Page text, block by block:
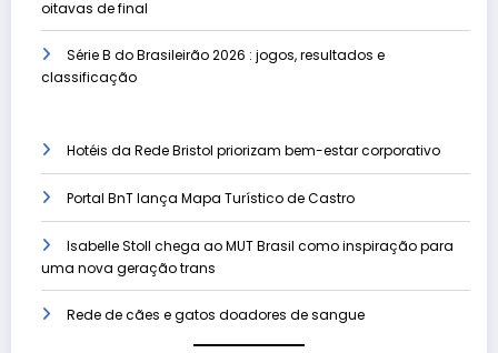
oitavas de final
Série B do Brasileirão 2026 : jogos, resultados e
classificação
Hotéis da Rede Bristol priorizam bem-estar corporativo
Portal BnT lança Mapa Turístico de Castro
Isabelle Stoll chega ao MUT Brasil como inspiração para
uma nova geração trans
Rede de cães e gatos doadores de sangue